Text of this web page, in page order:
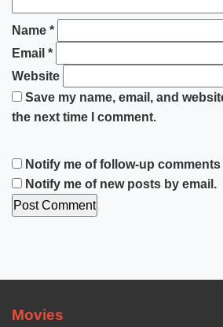
Name *
Email *
Website
Save my name, email, and
the next time I comment.
Notify me of follow-up comments
Notify me of new posts by email.
Movies